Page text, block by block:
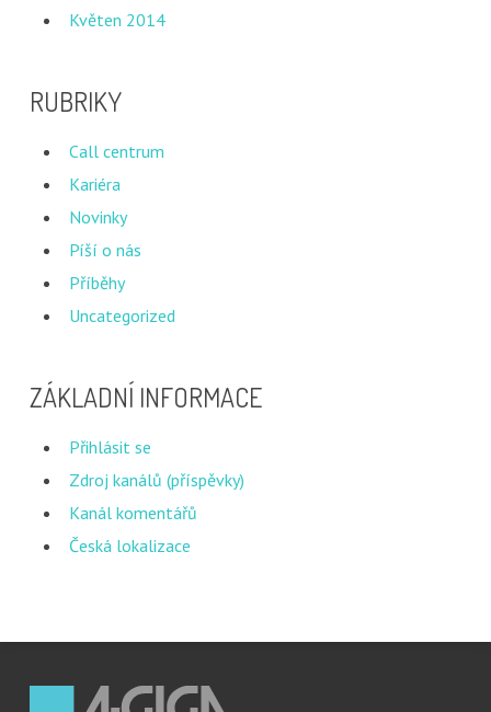
Květen 2014
RUBRIKY
Call centrum
Kariéra
Novinky
Píší o nás
Příběhy
Uncategorized
ZÁKLADNÍ INFORMACE
Přihlásit se
Zdroj kanálů (příspěvky)
Kanál komentářů
Česká lokalizace